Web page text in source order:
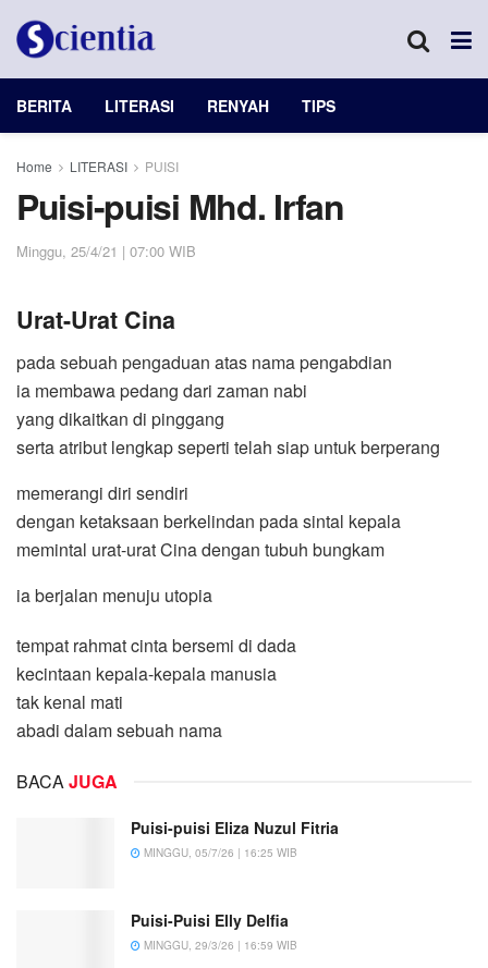
BERITA LITERASI RENYAH TIPS
Home LITERASI PUISI
Puisi-puisi Mhd. Irfan
Minggu, 25/4/21 | 07:00 WIB
Urat-Urat Cina
pada sebuah pengaduan atas nama pengabdian
ia membawa pedang dari zaman nabi
yang dikaitkan di pinggang
serta atribut lengkap seperti telah siap untuk berperang
memerangi diri sendiri
dengan ketaksaan berkelindan pada sintal kepala
memintal urat-urat Cina dengan tubuh bungkam
ia berjalan menuju utopia
tempat rahmat cinta bersemi di dada
kecintaan kepala-kepala manusia
tak kenal mati
abadi dalam sebuah nama
BACAJUGA
Puisi-puisi Eliza Nuzul Fitria
MINGGU, 05/7/26 | 16:25 WIB
Puisi-Puisi Elly Delfia
MINGGU, 29/3/26 | 16:59 WIB